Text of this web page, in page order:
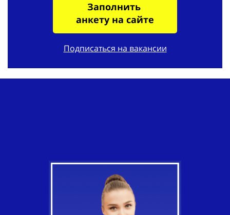
Заполнить
анкету на сайте
Подписаться на вакансии